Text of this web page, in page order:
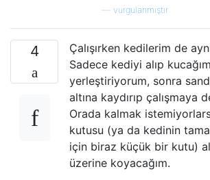
vurgulanmıştır
4
Çalışırken kedilerim de
Sadece kediyi alıp
yerleştiriyorum, sonra
altına kaydırıp çalışmaya
Orada kalmak
kutusu (ya da kedinin
için biraz küçük bir kutu)
üzerine koyacağım.